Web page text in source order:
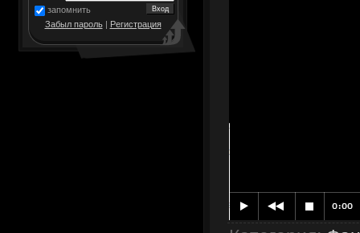
запомнить
Забыл пароль| Регистрация